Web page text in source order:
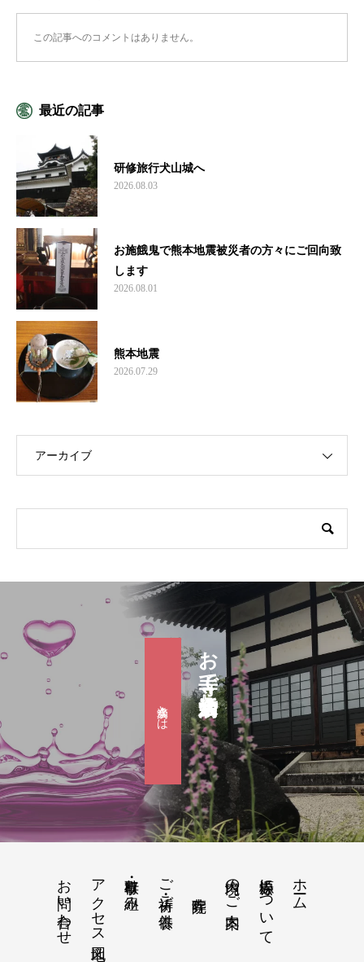
この記事へのコメントはありません。
最近の記事
研修旅行犬山城へ
2026.08.03
お施餓鬼で熊本地震被災者の方々にご回向致
します
2026.08.01
熊本地震
2026.07.29
アーカイブ
お寺で婚活『滴水会』
滴水会とは
ホーム
松源寺について
境内のご案内
ご祈祷・ご供養
行事・取り組み
アクセス地図
お問い合わせ